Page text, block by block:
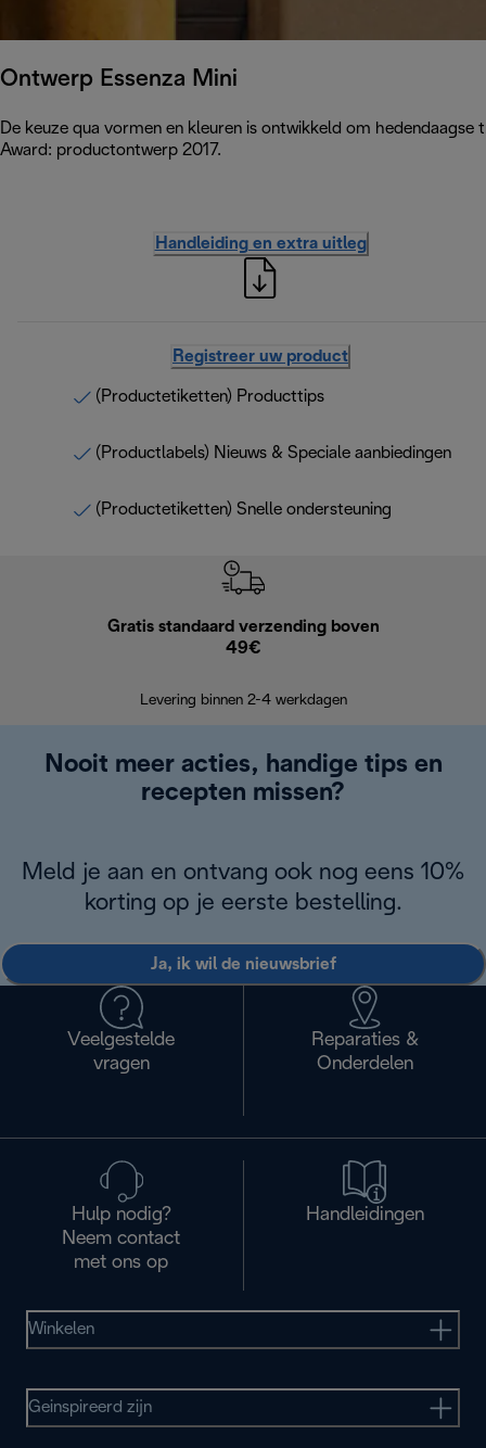
Ontwerp Essenza Mini
De keuze qua vormen en kleuren is ontwikkeld om
Award: productontwerp 2017.
Handleiding en extra uitleg
Registreer uw product
(Productetiketten) Producttips
(Productlabels) Nieuws & Speciale aanbiedingen
(Productetiketten) Snelle ondersteuning
Gratis standaard verzending boven
49€
Levering binnen 2-4 werkdagen
Nooit meer acties, handige tips en
recepten missen?
Meld je aan en ontvang ook nog eens 10%
korting op je eerste bestelling.
Ja, ik wil de nieuwsbrief
Veelgestelde
vragen
Reparaties &
Onderdelen
Hulp nodig?
Neem contact
met ons op
Handleidingen
Winkelen
Geinspireerd zijn